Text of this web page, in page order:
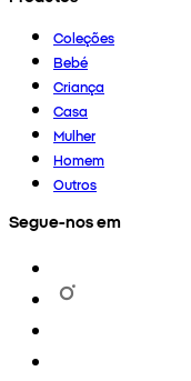
Coleções
Bebé
Criança
Casa
Mulher
Homem
Outros
Segue-nos em